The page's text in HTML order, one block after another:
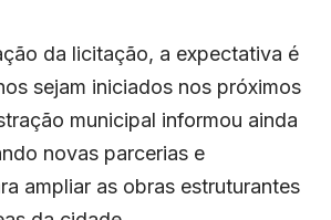
da licitação, a expectativa é
sejam iniciados nos próximos
municipal informou ainda
novas parcerias e
ampliar as obras estruturantes